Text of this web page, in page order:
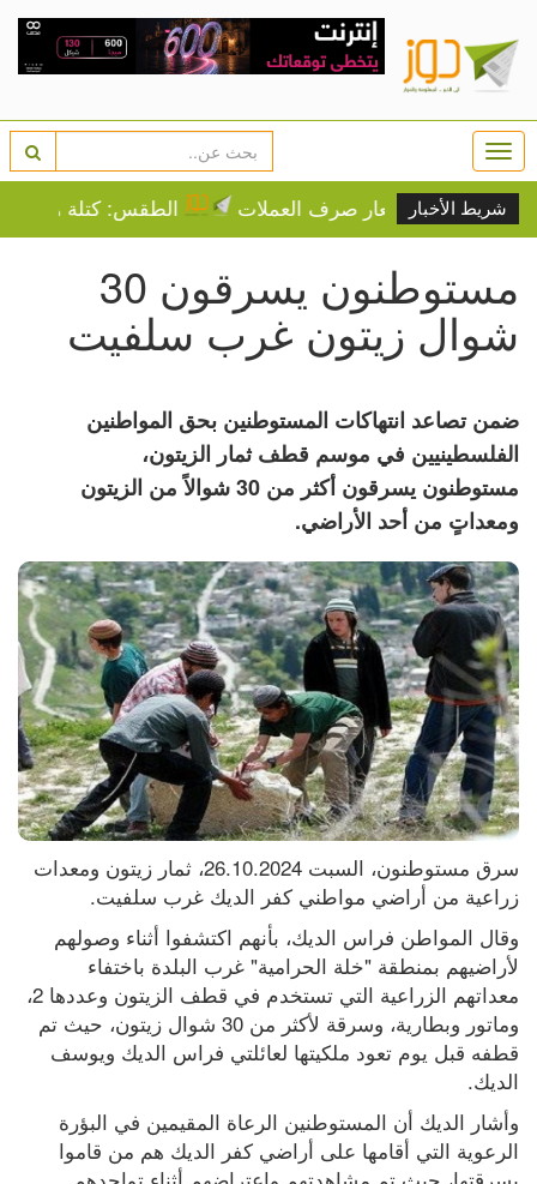
شريط الأخبار
أسعار صرف العملات الطقس: كتلة هوائية شديدة
مستوطنون يسرقون 30
شوال زيتون غرب سلفيت
ضمن تصاعد انتهاكات المستوطنين بحق المواطنين
الفلسطينيين في موسم قطف ثمار الزيتون،
مستوطنون يسرقون أكثر من 30 شوالاً من الزيتون
ومعداتٍ من أحد الأراضي.
زراعية من أراضي مواطني كفر الديك غرب سلفيت.
الديك.